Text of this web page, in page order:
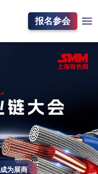
报名参会
成为展商